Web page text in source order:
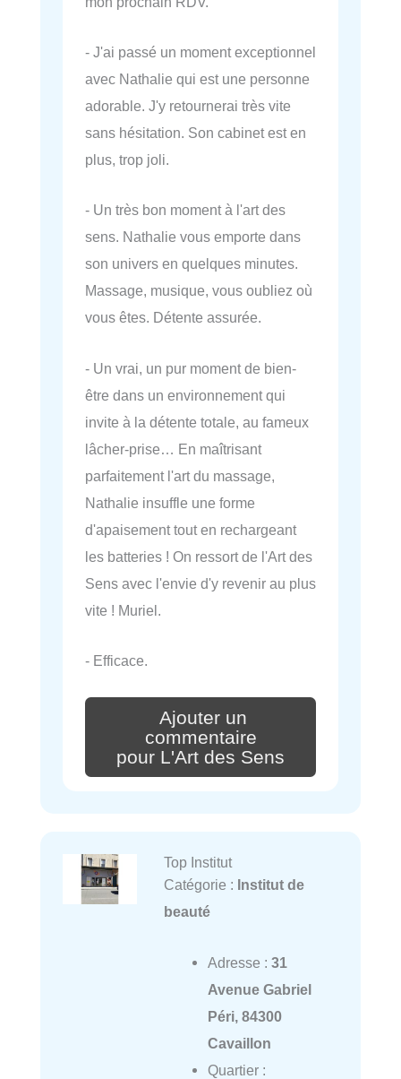
- J'ai passé un moment exceptionnel
avec Nathalie qui est une personne
adorable. J'y retournerai très vite
sans hésitation. Son cabinet est en
plus, trop joli.
- Un très bon moment à l'art des
sens. Nathalie vous emporte dans
son univers en quelques minutes.
Massage, musique, vous oubliez où
vous êtes. Détente assurée.
- Un vrai, un pur moment de bien-
être dans un environnement qui
invite à la détente totale, au fameux
lâcher-prise… En maîtrisant
parfaitement l'art du massage,
Nathalie insuffle une forme
d'apaisement tout en rechargeant
les batteries ! On ressort de l'Art des
Sens avec l'envie d'y revenir au plus
vite ! Muriel.
- Efficace.
Ajouter un
commentaire
pour L'Art des Sens
Top Institut
Catégorie : Institut de
beauté
Adresse : 31
Avenue Gabriel
Péri, 84300
Cavaillon
Quartier :